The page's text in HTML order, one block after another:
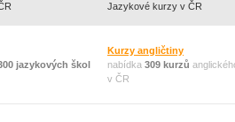
Jazykové kurzy v ČR
jazykových škol
Kurzy angličtiny
nabídka 309 kurzů
v ČR